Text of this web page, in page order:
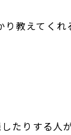
教えてく
たりする人